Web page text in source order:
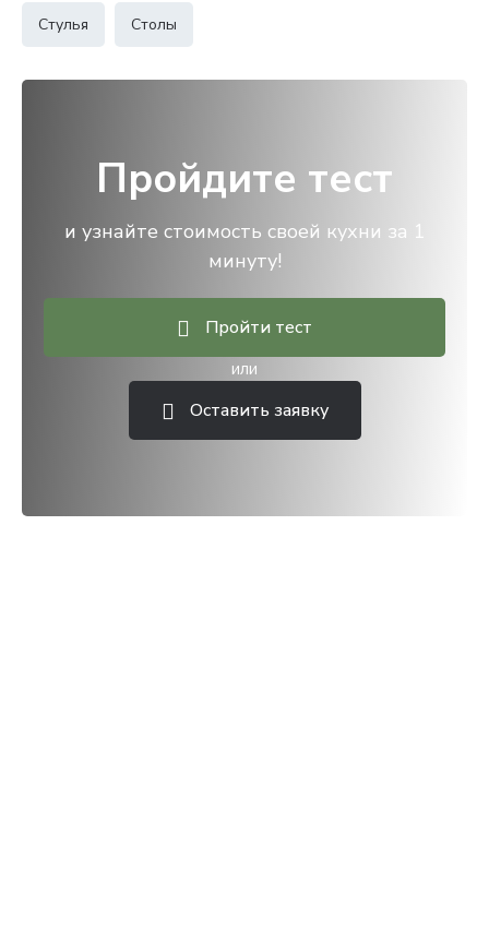
Стулья Столы
Пройдите тест
и узнайте стоимость своей кухни за 1
минуту!
Пройти тест
или
Оставить заявку